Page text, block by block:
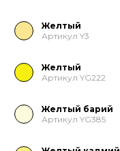
Желтый
Артикул Y3
Желтый
Артикул YG222
Желтый барий
Артикул YG385